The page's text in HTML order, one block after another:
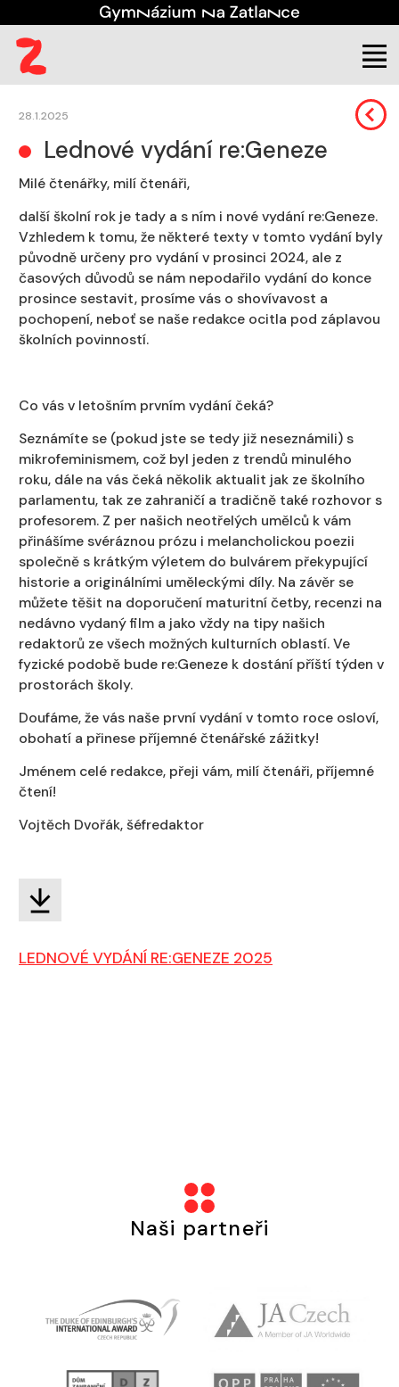
Aktuality
28.1.2025
Lednové vydání re:Geneze
Milé čtenářky, milí čtenáři,
další školní rok je tady a s ním i nové vydání re:Geneze.
Vzhledem k tomu, že některé texty v tomto vydání byly
původně určeny pro vydání v prosinci 2024, ale z
časových důvodů se nám nepodařilo vydání do konce
prosince sestavit, prosíme vás o shovívavost a
pochopení, neboť se naše redakce ocitla pod záplavou
školních povinností.
Co vás v letošním prvním vydání čeká?
Seznámíte se (pokud jste se tedy již neseznámili) s
mikrofeminismem, což byl jeden z trendů minulého
roku, dále na vás čeká několik aktualit jak ze školního
parlamentu, tak ze zahraničí a tradičně také rozhovor s
profesorem. Z per našich neotřelých umělců k vám
přinášíme svéráznou prózu i melancholickou poezii
společně s krátkým výletem do bulvárem překypující
historie a originálními uměleckými díly. Na závěr se
můžete těšit na doporučení maturitní četby, recenzi na
nedávno vydaný film a jako vždy na tipy našich
redaktorů ze všech možných kulturních oblastí. Ve
fyzické podobě bude re:Geneze k dostání příští týden v
prostorách školy.
Doufáme, že vás naše první vydání v tomto roce osloví,
obohatí a přinese příjemné čtenářské zážitky!
Jménem celé redakce, přeji vám, milí čtenáři, příjemné
čtení!
Vojtěch Dvořák, šéfredaktor
LEDNOVÉ VYDÁNÍ RE:GENEZE 2025
Naši partneři